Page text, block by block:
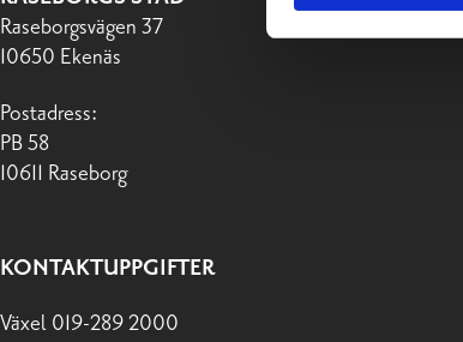
Raseborgsvägen 37
10650 Ekenäs
Postadress:
PB 58
10611 Raseborg
KONTAKTUPPGIFTER
Växel 019-289 2000